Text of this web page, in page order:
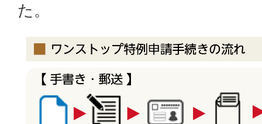
た。